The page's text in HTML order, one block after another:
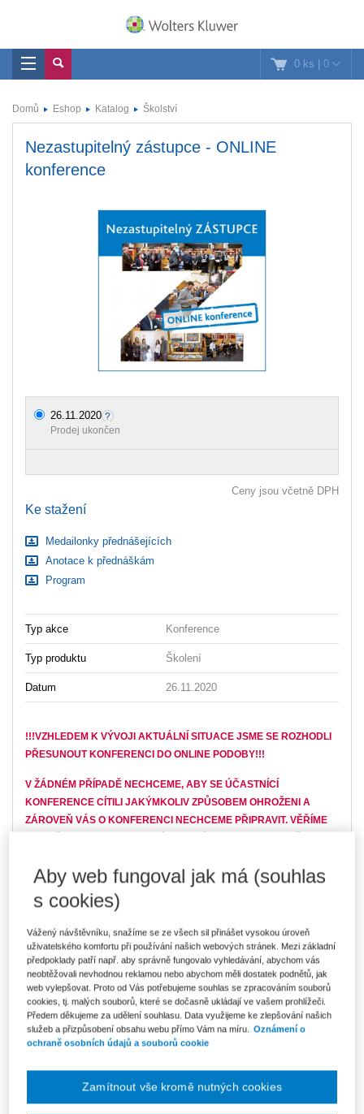
0 ks | 0
Domů Eshop Katalog Školství
Nezastupitelný zástupce - ONLINE
konference
26.11.2020
Prodej ukončen
Ceny jsou včetně DPH
Ke stažení
Medailonky přednášejících
Anotace k přednáškám
Program
Typ akce Konference
Typ produktu Školení
Datum 26.11.2020
!!!VZHLEDEM K VÝVOJI AKTUÁLNÍ SITUACE JSME SE ROZHODLI
PŘESUNOUT KONFERENCI DO ONLINE PODOBY!!!
V ŽÁDNÉM PŘÍPADĚ NECHCEME, ABY SE ÚČASTNÍCÍ
KONFERENCE CÍTILI JAKÝMKOLIV ZPŮSOBEM OHROŽENI A
ZÁROVEŇ VÁS O KONFERENCI NECHCEME PŘIPRAVIT. VĚŘÍME
"OFFLINE".
Redakce Řízení školy pořádá odbornou konferenci (nejen) pro
konat jižpo sedmé.
7. ročníku soutěže o nejlepšího zástupce ředitele školy
Aby web fungoval jak má (souhlas
s cookies)
Vážený návštěvníku, snažíme se ze všech sil přinášet vysokou úroveň
uživatelského komfortu při používání našich webových stránek. Mezi základní
předpoklady patří např. aby správně fungovalo vyhledávání, abychom vás
neobtěžovali nevhodnou reklamou nebo abychom měli dostatek podnětů, jak
web vylepšovat. Proto od Vás potřebujeme souhlas se zpracováním souborů
cookies, tj. malých souborů, které se dočasně ukládají ve vašem prohlížeči.
Předem děkujeme za udělení souhlasu. Data využijeme ke zlepšování našich
služeb a přizpůsobení obsahu webu přímo Vám na míru.
Oznámení o
ochraně osobních údajů a souborů cookie
Zamítnout vše kromě nutných cookies